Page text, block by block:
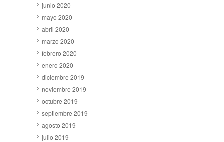
junio 2020
mayo 2020
abril 2020
marzo 2020
febrero 2020
enero 2020
diciembre 2019
noviembre 2019
octubre 2019
septiembre 2019
agosto 2019
julio 2019